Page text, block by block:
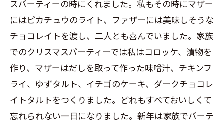
スパーティーの時にくれました。私もその時にマザー
にはピカチュウのライト、ファザーには美味しそうな
チョコレイトを渡し、二人とも喜んでいました。家族
でのクリスマスパーティーでは私はコロッケ、漬物を
作り、マザーはだしを取って作った味噌汁、チキンフ
ライ、ゆずタルト、イチゴのケーキ、ダークチョコレ
イトタルトをつくりました。どれもすべておいしくて
忘れられない一日になりました。新年は家族でパーテ